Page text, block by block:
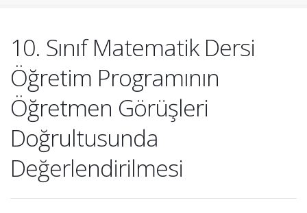
10. Sınıf Matematik Dersi
Öğretim Programının
Öğretmen Görüşleri
Doğrultusunda
Değerlendirilmesi